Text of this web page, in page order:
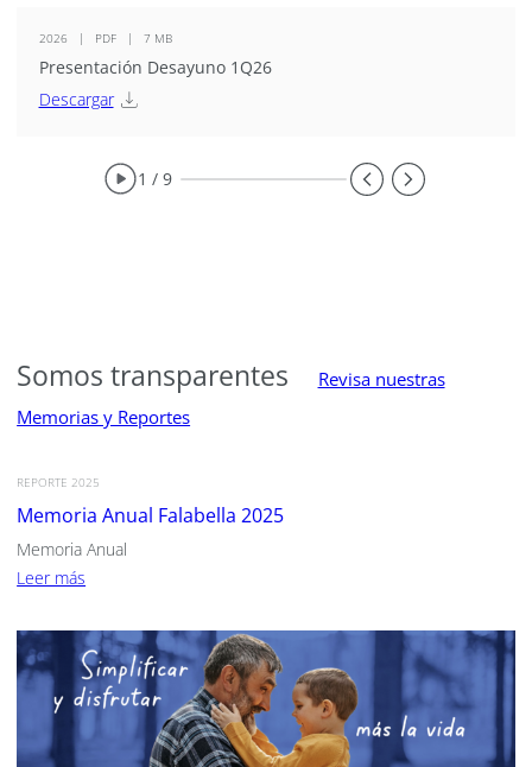
2026 PDF 7 MB
Presentación Desayuno 1Q26
Descargar
1 / 9
Somos transparentes
Revisa nuestras
Memorias y Reportes
REPORTE 2025
Memoria Anual Falabella 2025
Memoria Anual
Leer más